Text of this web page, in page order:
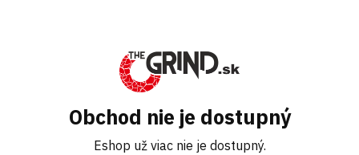
Obchod nie je dostupný
Eshop už viac nie je dostupný.